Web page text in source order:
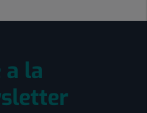
la